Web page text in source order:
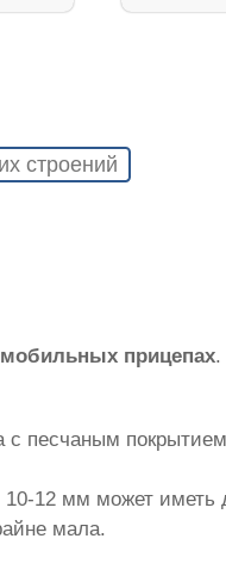
строений
прицепах.
с песчаным
12 мм может иметь
мала.